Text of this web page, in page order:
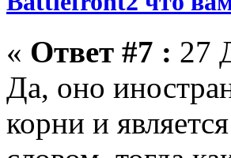
« Ответ #7 : 27
Да, оно
корни и